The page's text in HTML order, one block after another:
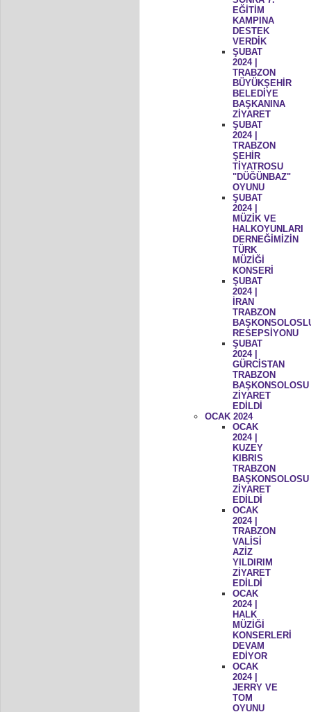
EĞİTİM
KAMPINA
DESTEK
VERDİK
ŞUBAT
2024 |
TRABZON
BÜYÜKŞEHİR
BELEDİYE
BAŞKANINA
ZİYARET
ŞUBAT
2024 |
TRABZON
ŞEHİR
TİYATROSU
"DÜĞÜNBAZ"
OYUNU
ŞUBAT
2024 |
MÜZİK VE
HALKOYUNLARI
DERNEĞİMİZİN
TÜRK
MÜZİĞİ
KONSERİ
ŞUBAT
2024 |
İRAN
TRABZON
RESEPSİYONU
ŞUBAT
2024 |
GÜRCİSTAN
TRABZON
BAŞKONSOLOSU
ZİYARET
EDİLDİ
OCAK 2024
OCAK
2024 |
KUZEY
KIBRIS
TRABZON
BAŞKONSOLOSU
ZİYARET
EDİLDİ
OCAK
2024 |
TRABZON
VALİSİ
AZİZ
YILDIRIM
ZİYARET
EDİLDİ
OCAK
2024 |
HALK
MÜZİĞİ
KONSERLERİ
DEVAM
EDİYOR
OCAK
2024 |
JERRY VE
TOM
OYUNU